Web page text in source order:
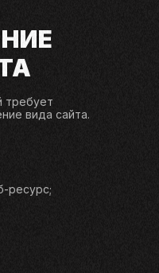
требует
вида сайта.
ресурс;